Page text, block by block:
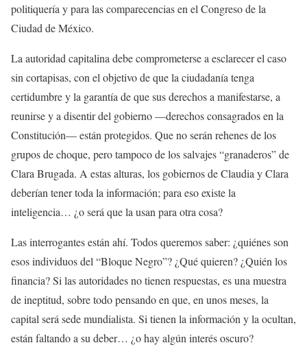
politiquería y para las comparecencias en el Congreso de la
Ciudad de México.
La autoridad capitalina debe comprometerse a esclarecer el caso
sin cortapisas, con el objetivo de que la ciudadanía tenga
certidumbre y la garantía de que sus derechos a manifestarse, a
reunirse y a disentir del gobierno —derechos consagrados en la
Constitución— están protegidos. Que no serán rehenes de los
grupos de choque, pero tampoco de los salvajes “granaderos” de
Clara Brugada. A estas alturas, los gobiernos de Claudia y Clara
deberían tener toda la información; para eso existe la
inteligencia… ¿o será que la usan para otra cosa?
Las interrogantes están ahí. Todos queremos saber: ¿quiénes son
esos individuos del “Bloque Negro”? ¿Qué quieren? ¿Quién los
financia? Si las autoridades no tienen respuestas, es una muestra
de ineptitud, sobre todo pensando en que, en unos meses, la
capital será sede mundialista. Si tienen la información y la ocultan,
están faltando a su deber… ¿o hay algún interés oscuro?